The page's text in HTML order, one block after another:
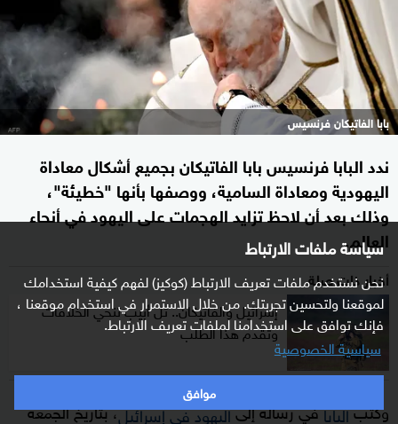
سياسة ملفات الارتباط
نحن نستخدم ملفات تعريف الارتباط (كوكيز) لفهم كيفية استخدامك
لموقعنا ولتحسين تجربتك. من خلال الاستمرار في استخدام موقعنا ،
فإنك توافق على استخدامنا لملفات تعريف الارتباط.
سياسية الخصوصية
موافق
بابا الفاتيكان فرنسيس
ندد البابا فرنسيس بابا الفاتيكان بجميع أشكال معاداة
اليهودية ومعاداة السامية، ووصفها بأنها "خطيئة"،
وذلك بعد أن لاحظ تزايد الهجمات على اليهود في أنحاء
العالم.
أخبار ذات صلة
إسرائيل والفاتيكان.. تل أبيب تنحي الخلافات
وتقدم هذا الطلب
وكتبالبابافي رسالة إلىاليهود في إسرائيل، بتاريخ الجمعة